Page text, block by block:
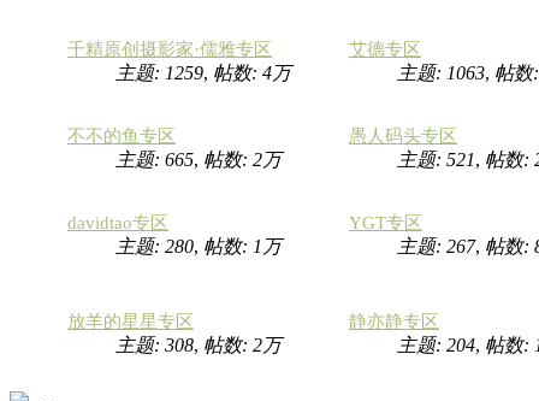
千精原创摄影家·儒雅专区
主题: 1259, 帖数: 4万
艾德专区
主题: 1063, 帖
不不的鱼专区
主题: 665, 帖数: 2万
愚人码头专区
主题: 521, 帖数:
davidtao专区
主题: 280, 帖数: 1万
YGT专区
主题: 267, 帖数:
放羊的星星专区
主题: 308, 帖数: 2万
静亦静专区
主题: 204, 帖数: